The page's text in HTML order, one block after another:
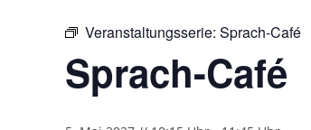
Veranstaltungsserie: Sprach-Café
Sprach-Café